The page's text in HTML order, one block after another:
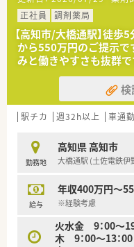
■居宅や施設への在
に深く貢献できるや
【法人特徴について】
■何よりも患者様のた
ロフェッショナルと
■地域に根ざしたク
い、かかりつけ薬剤
■経営陣が薬剤師と
【職場環境と雰囲気】
■調剤室は整理整頓
■最新のレセコンや
入し、スタッフの業
て働き続けられる温
正社員
調剤薬局
【高知市/大橋通駅】徒歩
から550万円のご提示
みと働きやすさも抜群
検
駅チカ 週32h以上 車通
勤務地
高知県 高知市
大橋通駅 (土佐電鉄伊
給与
年収400万円～
※経験考慮
火水金 9：00～19
木 9：00～13：00